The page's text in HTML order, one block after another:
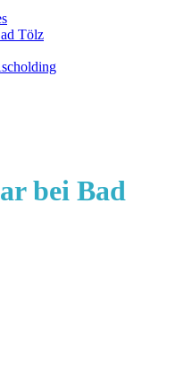
Tölz
bei Bad